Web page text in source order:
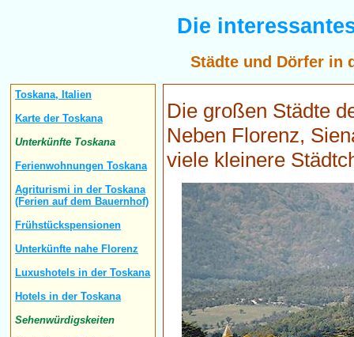
Die
Städte und Dörfer in
Toskana, Italien
Karte der Toskana
Unterkünfte Toskana
Ferienwohnungen Toskana
Agriturismi in der Toskana
(Ferien auf dem Bauernhof)
Frühstückspensionen
Unterkünfte nahe Florenz
Luxushotels in der Toskana
Hotels in der Toskana
Sehenwürdigskeiten
Die großen Städte
Neben Florenz,
viele kleinere